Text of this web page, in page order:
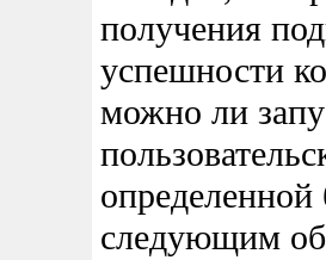
получения
успешности
можно ли
следующим